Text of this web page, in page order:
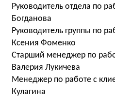
Руководитель отдела по
Богданова
Руководитель группы по
Ксения Фоменко
Старший менеджер по
Валерия Лукичева
Менеджер по работе с
Кулагина